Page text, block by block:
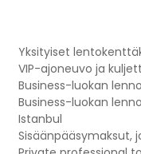
Yksityiset
VIP-ajoneuvo ja
Business-luokan
Business-luokan
Istanbul
Sisäänpääsymaksut,